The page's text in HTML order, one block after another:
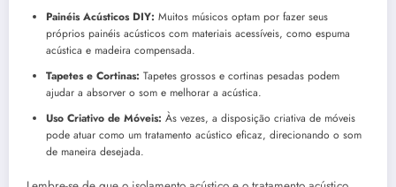
Painéis Acústicos DIY: Muitos músicos optam por fazer seus
próprios painéis acústicos com materiais acessíveis, como espuma
acústica e madeira compensada.
Tapetes e Cortinas: Tapetes grossos e cortinas pesadas podem
ajudar a absorver o som e melhorar a acústica.
Uso Criativo de Móveis: Às vezes, a disposição criativa de móveis
pode atuar como um tratamento acústico eficaz, direcionando o som
de maneira desejada.